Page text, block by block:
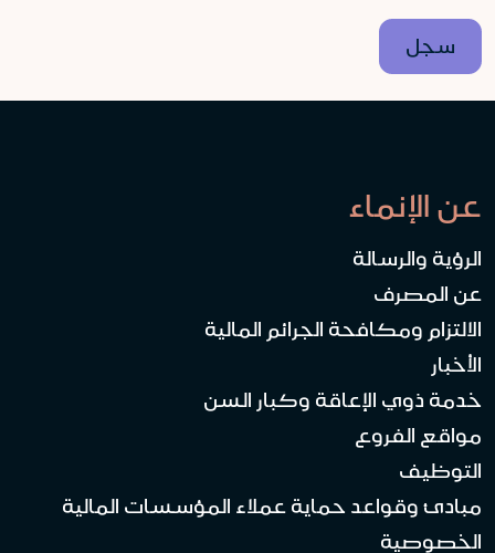
عن الإنماء
الرؤية والرسالة
عن المصرف
الالتزام ومكافحة الجرائم المالية
الأخبار
خدمة ذوي الإعاقة وكبار السن
مواقع الفروع
التوظيف
مبادئ وقواعد حماية عملاء المؤسسات المالية
الخصوصية